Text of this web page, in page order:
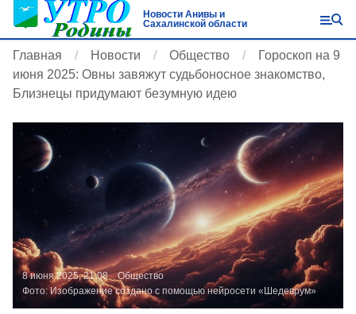
Новости Анивы и
Сахалинской области
Главная Новости Общество
Гороскоп на 9
июня 2025: Овны завяжут судьбоносное знакомство,
Близнецы придумают безумную идею
8 июня 2025, 21:08
Общество
Фото:Изображение создано с помощью нейросети «Шедеврум»